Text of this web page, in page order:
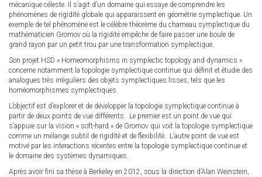
mécanique céleste. Il s’agit d’un domaine qui essaye de comprendre les
phénomènes de rigidité globale qui apparaissent en géométrie symplectique. Un
exemple de tel phénomène est le célèbre théorème du chameau symplectique du
mathématicien Gromov où la rigidité empêche de faire passer une boule de
grand rayon par un petit trou par une transformation symplectique.
Son projet HSD « Homeomorphisms in symplectic topology and dynamics »
concerne notamment la topologie symplectique continue qui définit et étudie des
analogues très irréguliers des objets symplectiques lisses, tels que les
homéomorphismes symplectiques.
L’objectif est d’explorer et de développer la topologie symplectique continue à
partir de deux points de vue différents. Le premier est un point de vue qui
s’appuie sur la vision « soft-hard » de Gromov qui voit la topologie symplectique
comme un mélange subtil de rigidité et de flexibilité. L’autre point de vue est
motivé par les interactions récentes entre la topologie symplectique continue et
le domaine des systèmes dynamiques.
Après avoir fini sa thèse à Berkeley en 2012, sous la direction d’Alan Weinstein,